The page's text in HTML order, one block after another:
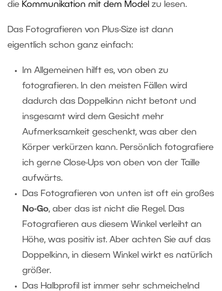
die Kommunikation mit dem Model zu lesen.
Das Fotografieren von Plus-Size ist dann
eigentlich schon ganz einfach:
Im Allgemeinen hilft es, von oben zu
fotografieren. In den meisten Fällen wird
dadurch das Doppelkinn nicht betont und
insgesamt wird dem Gesicht mehr
Aufmerksamkeit geschenkt, was aber den
Körper verkürzen kann. Persönlich fotografiere
ich gerne Close-Ups von oben von der Taille
aufwärts.
Das Fotografieren von unten ist oft ein großes
No-Go, aber das ist nicht die Regel. Das
Fotografieren aus diesem Winkel verleiht an
Höhe, was positiv ist. Aber achten Sie auf das
Doppelkinn, in diesem Winkel wirkt es natürlich
größer.
Das Halbprofil ist immer sehr schmeichelnd